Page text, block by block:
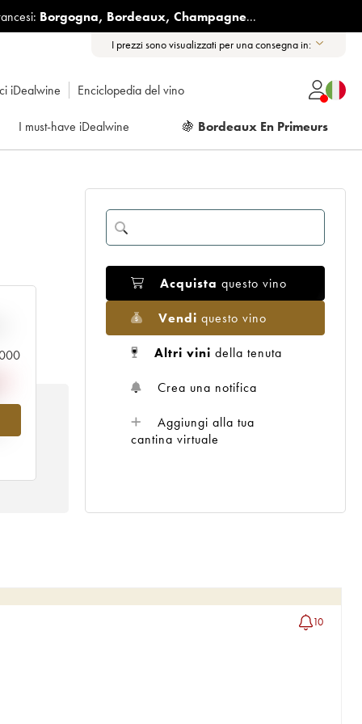
Borgogna, Bordeaux, Champagne...
I prezzi sono visualizzati per una consegna in:
iDealwine Enciclopedia del vino
I must-have iDealwine 🍇 Bordeaux En Primeurs
Acquista questo vino
Vendi questo vino
Altri vini della tenuta
Crea una notifica
Aggiungi alla tua
cantina virtuale
10